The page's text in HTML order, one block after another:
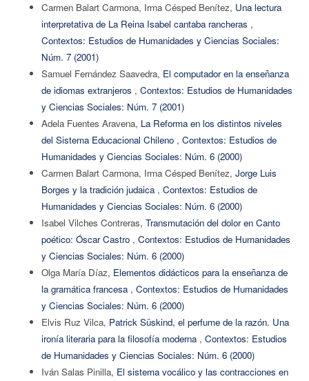
Carmen Balart Carmona, Irma Césped Benítez, Una lectura
interpretativa de La Reina Isabel cantaba rancheras ,
Contextos: Estudios de Humanidades y Ciencias Sociales:
Núm. 7 (2001)
Samuel Fernández Saavedra, El computador en la enseñanza
de idiomas extranjeros , Contextos: Estudios de Humanidades
y Ciencias Sociales: Núm. 7 (2001)
Adela Fuentes Aravena, La Reforma en los distintos niveles
del Sistema Educacional Chileno , Contextos: Estudios de
Humanidades y Ciencias Sociales: Núm. 6 (2000)
Carmen Balart Carmona, Irma Césped Benítez, Jorge Luis
Borges y la tradición judaica , Contextos: Estudios de
Humanidades y Ciencias Sociales: Núm. 6 (2000)
Isabel Vilches Contreras, Transmutación del dolor en Canto
poético: Óscar Castro , Contextos: Estudios de Humanidades
y Ciencias Sociales: Núm. 6 (2000)
Olga María Díaz, Elementos didácticos para la enseñanza de
la gramática francesa , Contextos: Estudios de Humanidades
y Ciencias Sociales: Núm. 6 (2000)
Elvis Ruz Vilca, Patrick Süskind, el perfume de la razón. Una
ironía literaria para la filosofía moderna , Contextos: Estudios
de Humanidades y Ciencias Sociales: Núm. 6 (2000)
Iván Salas Pinilla, El sistema vocálico y las contracciones en